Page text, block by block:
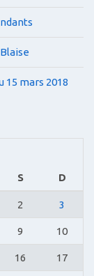
15 mars 2018
S D
2 3
9 10
16 17